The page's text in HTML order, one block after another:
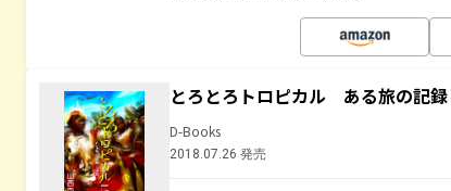
とろとろトロピカル ある旅の記
D-Books
2018.07.26 発売